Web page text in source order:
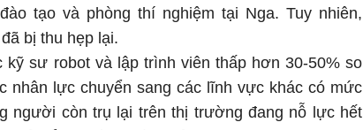
tạo và phòng thí nghiệm tại Nga. Tuy nhiên,
bị thu hẹp lại.
sư robot và lập trình viên thấp hơn 30-50% so
nhân lực chuyển sang các lĩnh vực khác có mức
người còn trụ lại trên thị trường đang nỗ lực hết